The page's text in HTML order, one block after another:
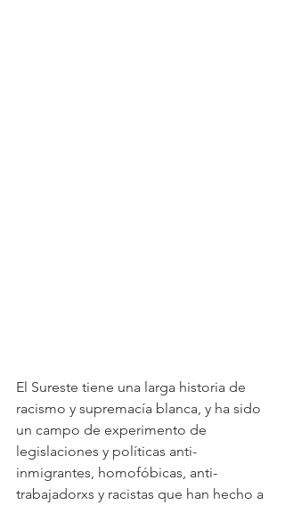
El Sureste tiene una larga historia de
racismo y supremacía blanca, y ha sido
un campo de experimento de
legislaciones y políticas anti-
inmigrantes, homofóbicas, anti-
trabajadorxs y racistas que han hecho a